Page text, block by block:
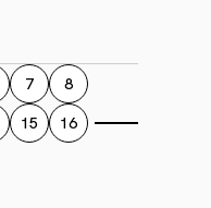
7
8
15
16